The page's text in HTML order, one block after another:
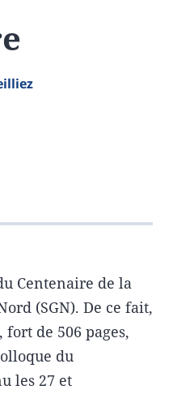
Centenaire de la
(SGN). De ce fait,
, fort de 506 pages,
du
les 27 et